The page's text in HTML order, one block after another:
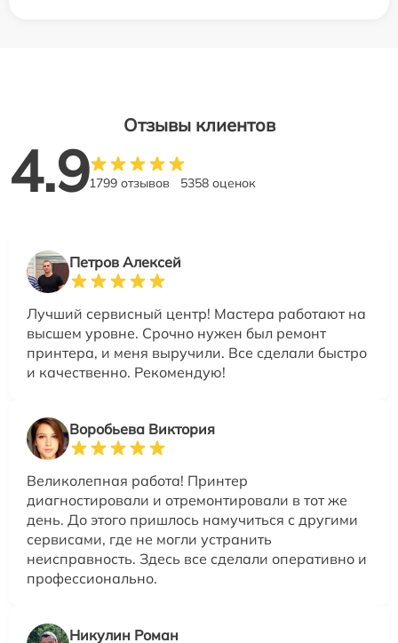
Отзывы клиентов
4.91799 отзывов 5358 оценок
Петров Алексей
Лучший сервисный центр! Мастера работают на
высшем уровне. Срочно нужен был ремонт
принтера, и меня выручили. Все сделали быстро
и качественно. Рекомендую!
Воробьева Виктория
Великолепная работа! Принтер
диагностировали и отремонтировали в тот же
день. До этого пришлось намучиться с другими
сервисами, где не могли устранить
неисправность. Здесь все сделали оперативно и
профессионально.
Никулин Роман